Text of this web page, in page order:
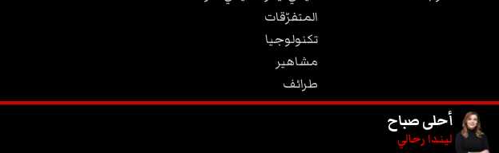
المتفرّقات
تكنولوجيا
مشاهير
طرائف
مجتمع
أحلى صباح
ليندا رحالي